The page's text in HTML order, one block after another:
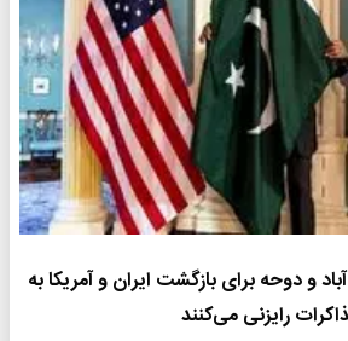
و دوحه برای بازگشت ایران و آمریکا به
رایزنی می‌کنند